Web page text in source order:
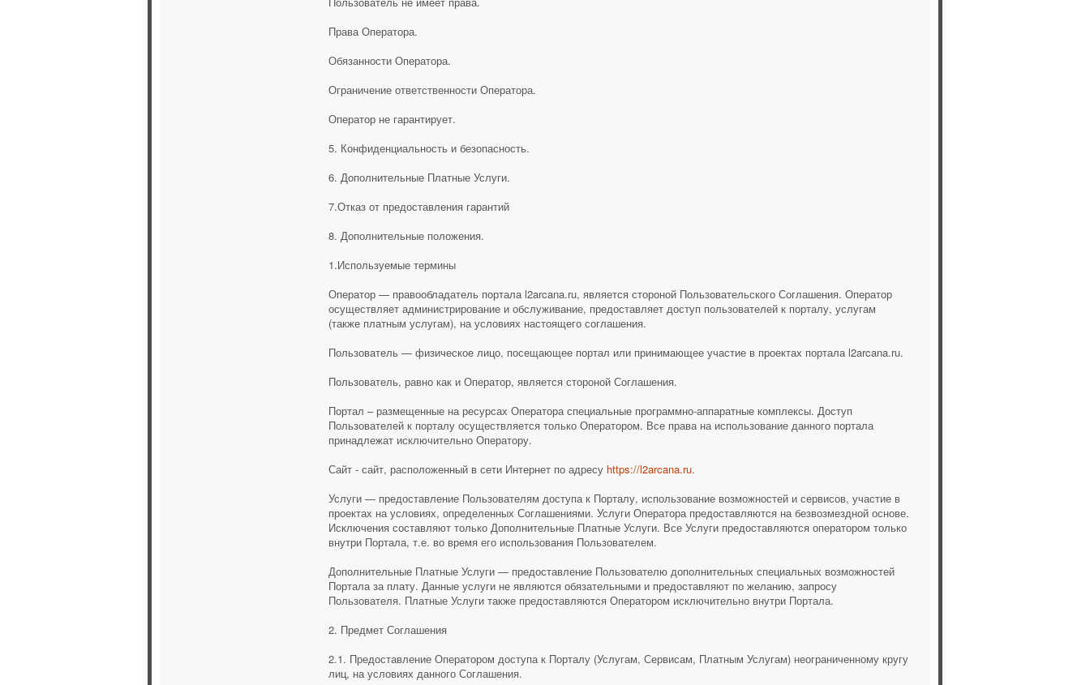
Права Оператора.
Обязанности Оператора.
Ограничение ответственности Оператора.
Оператор не гарантирует.
5. Конфиденциальность и безопасность.
6. Дополнительные Платные Услуги.
7.Отказ от предоставления гарантий
8. Дополнительные положения.
1.Используемые термины
Оператор — правообладатель портала l2arcana.ru, является стороной Пользовательского Соглашения. Оператор
осуществляет администрирование и обслуживание, предоставляет доступ пользователей к порталу, услугам
(также платным услугам), на условиях настоящего соглашения.
Пользователь — физическое лицо, посещающее портал или принимающее участие в проектах портала l2arcana.ru.
Пользователь, равно как и Оператор, является стороной Соглашения.
Портал – размещенные на ресурсах Оператора специальные программно-аппаратные комплексы. Доступ
Пользователей к порталу осуществляется только Оператором. Все права на использование данного портала
принадлежат исключительно Оператору.
Сайт - сайт, расположенный в сети Интернет по адресу https://l2arcana.ru.
Услуги — предоставление Пользователям доступа к Порталу, использование возможностей и сервисов, участие в
проектах на условиях, определенных Соглашениями. Услуги Оператора предоставляются на безвозмездной основе.
Исключения составляют только Дополнительные Платные Услуги. Все Услуги предоставляются оператором только
внутри Портала, т.е. во время его использования Пользователем.
Дополнительные Платные Услуги — предоставление Пользователю дополнительных специальных возможностей
Портала за плату. Данные услуги не являются обязательными и предоставляют по желанию, запросу
Пользователя. Платные Услуги также предоставляются Оператором исключительно внутри Портала.
2. Предмет Соглашения
2.1. Предоставление Оператором доступа к Порталу (Услугам, Сервисам, Платным Услугам) неограниченному кругу
лиц, на условиях данного Соглашения.